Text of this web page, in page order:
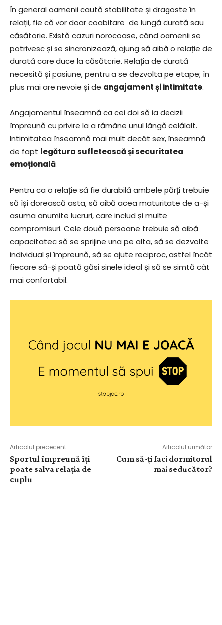
În general oamenii caută stabilitate și dragoste în
relații, fie că vor doar coabitare de lungă durată sau
căsătorie. Există cazuri norocoase, când oamenii se
potrivesc și se sincronizează, ajung să aibă o relație de
durată care duce la căsătorie. Relația de durată
necesită și pasiune, pentru a se dezvolta pe etape; în
plus mai are nevoie și de angajament și intimitate.
Angajamentul înseamnă ca cei doi să ia decizii
împreună cu privire la a rămâne unul lângă celălalt.
Intimitatea înseamnă mai mult decât sex, înseamnă
de fapt legătura sufletească și securitatea
emoțională.
Pentru ca o relație să fie durabilă ambele părți trebuie
să își dorească asta, să aibă acea maturitate de a-și
asuma anumite lucruri, care includ și multe
compromisuri. Cele două persoane trebuie să aibă
capacitatea să se sprijine una pe alta, să se dezvolte
individual și împreună, să se ajute reciproc, astfel încât
fiecare să-și poată găsi sinele ideal și să se simtă cât
mai confortabil.
Articolul precedent
Sportul împreună îți
poate salva relația de
cuplu
Articolul următor
Cum să-ți faci dormitorul
mai seducător?